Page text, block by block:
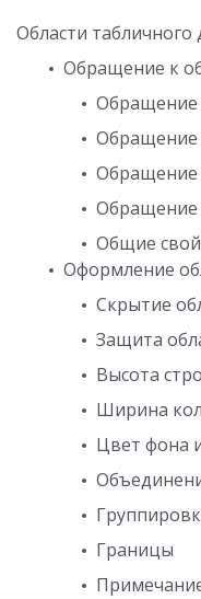
Области табличного
Обращение к
Обращение
Обращение
Обращение
Обращение
Общие
Оформление
Скрытие
Защита
Высота
Ширина
Цвет фона
Границы